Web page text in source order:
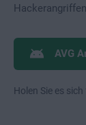
AVG
Holen Sie es sich